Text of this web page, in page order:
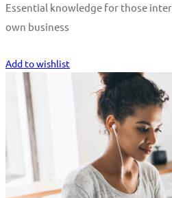
Essential knowledge for those
own business
Add to wishlist